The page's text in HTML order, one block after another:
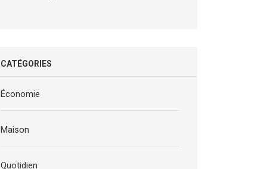
CATÉGORIES
Économie
Maison
Quotidien